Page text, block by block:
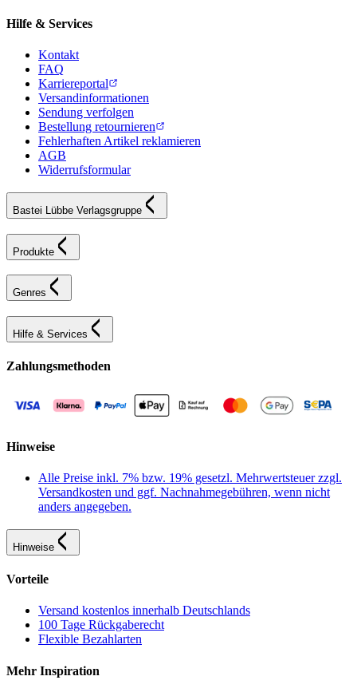
Hilfe & Services
Kontakt
FAQ
Karriereportal
Versandinformationen
Sendung verfolgen
Bestellung retournieren
Fehlerhaften Artikel reklamieren
AGB
Widerrufsformular
Bastei Lübbe Verlagsgruppe
Produkte
Genres
Hilfe & Services
Zahlungsmethoden
Hinweise
Alle Preise inkl. 7% bzw. 19% gesetzl. Mehrwertsteuer zzgl.
Versandkosten und ggf. Nachnahmegebühren, wenn nicht
anders angegeben.
Hinweise
Vorteile
Versand kostenlos innerhalb Deutschlands
100 Tage Rückgaberecht
Flexible Bezahlarten
Mehr Inspiration